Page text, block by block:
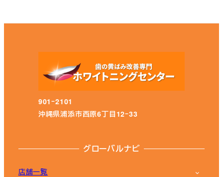
901ｰ2101
沖縄県浦添市西原6丁目12ｰ33
グローバルナビ
店舗一覧